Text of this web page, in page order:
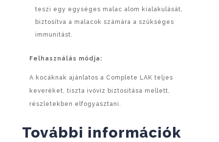
teszi egy egységes malac alom kialakulását,
biztosítva a malacok számára a szükséges
immunitást.
Felhasználás módja:
A kocáknak ajánlatos a Complete LAK teljes
keveréket, tiszta ivóvíz biztosítása mellett,
részletekben elfogyasztani.
További információk